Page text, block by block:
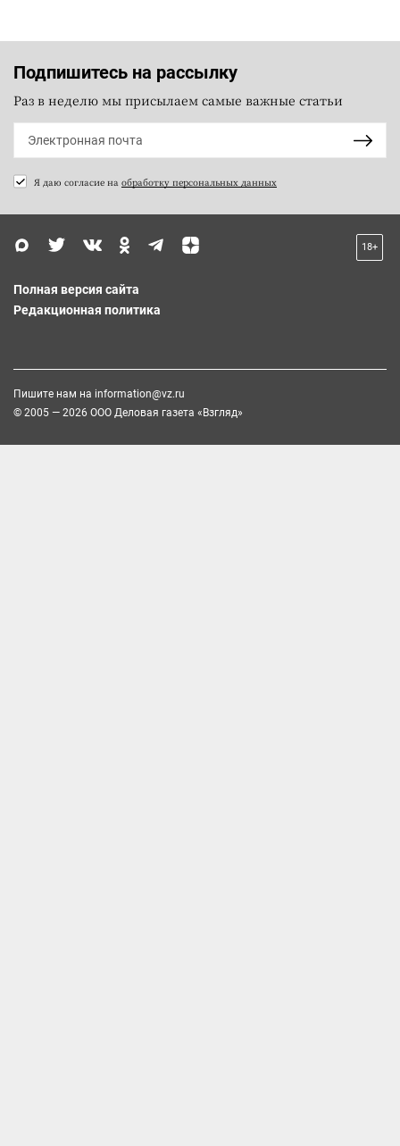
Подпишитесь на рассылку
Раз в неделю мы присылаем самые важные статьи
Я даю согласие на обработку персональных данных
18+
Полная версия сайта
Редакционная политика
Пишите нам на information@vz.ru
© 2005 — 2026 ООО Деловая газета «Взгляд»